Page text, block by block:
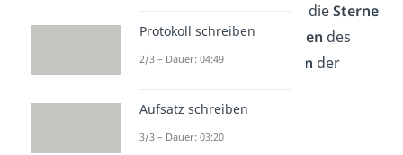
Paradies geblieben: dieSterne
der Nacht, die
Blumen des
Tages und die
Augen der
— Dante Alighieri
Protokoll schreiben
2/3 – Dauer: 04:49
Aufsatz schreiben
3/3 – Dauer: 03:20